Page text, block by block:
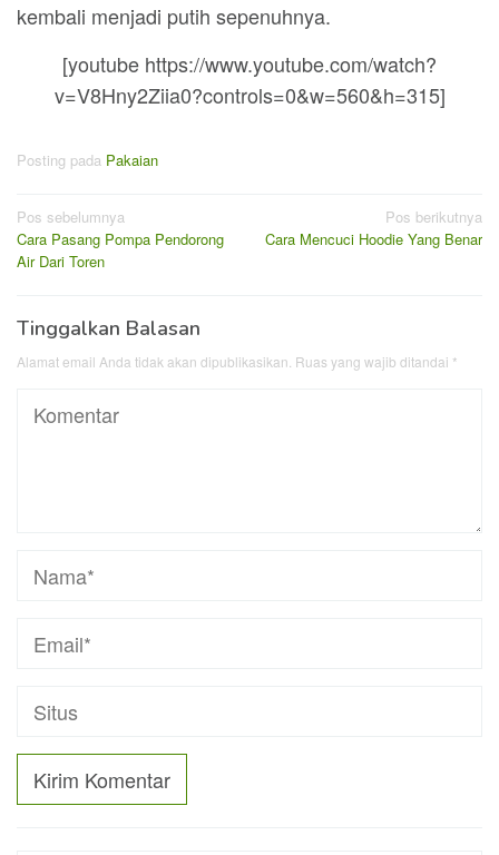
kembali menjadi putih sepenuhnya.
[youtube https://www.youtube.com/watch?
v=V8Hny2Ziia0?controls=0&w=560&h=315]
Posting pada Pakaian
Navigasi
pos
Pos sebelumnya
Cara Pasang Pompa Pendorong
Air Dari Toren
Pos berikutnya
Cara Mencuci Hoodie Yang Benar
Tinggalkan Balasan
Alamat email Anda tidak akan dipublikasikan. Ruas yang wajib ditandai *